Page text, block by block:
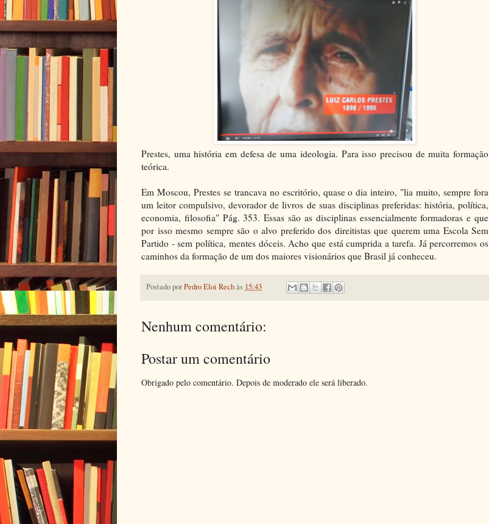
Prestes, uma história em defesa de uma ideologia. Para isso precisou de muita formação
teórica.
Em Moscou, Prestes se trancava no escritório, quase o dia inteiro, "lia muito, sempre fora
um leitor compulsivo, devorador de livros de suas disciplinas preferidas: história, política,
economia, filosofia" Pág. 353. Essas são as disciplinas essencialmente formadoras e que
por isso mesmo sempre são o alvo preferido dos direitistas que querem uma Escola Sem
Partido - sem política, mentes dóceis. Acho que está cumprida a tarefa. Já percorremos os
caminhos da formação de um dos maiores visionários que Brasil já conheceu.
Postado porPedro Eloi Rechàs 15:43
Nenhum comentário:
Postar um comentário
Obrigado pelo comentário. Depois de moderado ele será liberado.